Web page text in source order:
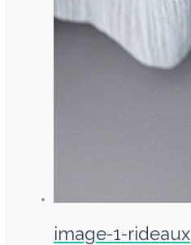
image-1-rideaux